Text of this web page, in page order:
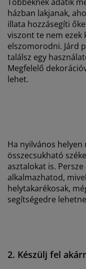
házban lakjanak,
illata hozzásegíti
viszont te nem ezek
elszomorodni. Járd
találsz egy
Megfelelő
lehet.
Ha nyilvános
összecsukható
asztalokat is.
alkalmazhatod,
helytakarékosak,
segítségedre
2. Készülj fel